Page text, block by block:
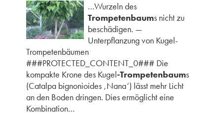
…Wurzeln des
Trompetenbaums nicht zu
beschädigen. —
Unterpflanzung von Kugel-
Trompetenbäumen
###PROTECTED_CONTENT_0### Die
kompakte Krone des Kugel-Trompetenbaums
(Catalpa bignonioides ‚Nana‘) lässt mehr Licht
an den Boden dringen. Dies ermöglicht eine
Kombination…